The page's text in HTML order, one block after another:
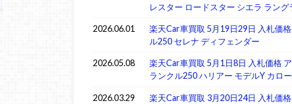
レスター ロードスター シエラ ラング
2026.06.01
楽天Car車買取 5月19日29日 入札価
ル250 セレナ ディフェンダー
2026.05.08
楽天Car車買取 5月1日8日 入札価格
ランクル250 ハリアー モデルY カロ
2026.03.29
楽天Car車買取 3月20日24日 入札価